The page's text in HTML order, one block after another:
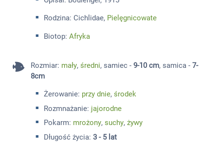
Rodzina: Cichlidae, Pielęgnicowate
Biotop: Afryka
Rozmiar: mały,średni, samiec -9-10 cm, samica -7-
8cm
Żerowanie: przy dnie, środek
Rozmnażanie: jajorodne
Pokarm: mrożony, suchy, żywy
Długość życia: 3 - 5 lat